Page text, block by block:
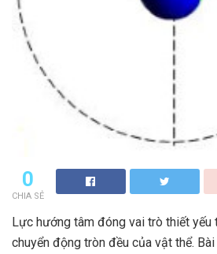
0
CHIA SẺ
Lực hướng tâm đóng vai trò thiết yếu
chuyển động tròn đều của vật thể.